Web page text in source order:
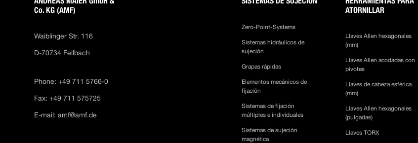
Co. KG (AMF)
Waiblinger Str. 116
D-70734 Fellbach
Phone: +49 711 5766-0
Fax: +49 711 575725
E-mail:amf@amf.de
Zero-Point-Systems
Sistemas hidráulicos de
sujeción
Grapas rápidas
Elementos mecánicos de
fijación
Sistemas de fijación
múltiples e individuales
Sistemas de sujeción
magnética
ATORNILLAR
Llaves Allen hexagonales
(mm)
Llaves Allen acodadas con
pivotes
Llaves de cabeza esférica
(mm)
Llaves Allen hexagonales
(pulgadas)
Llaves TORX